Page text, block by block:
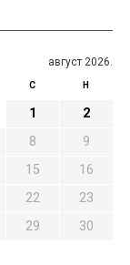
август 2026.
С Н
1
2
8
9
15
16
22
23
29
30